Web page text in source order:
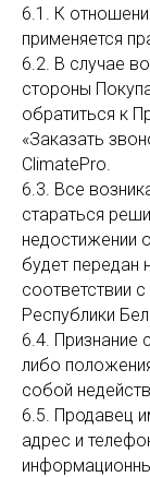
6.1. К
применяется
6.2. В случае
стороны
обратиться к
«Заказать
ClimatePro.
6.3. Все
стараться
недостижении
будет передан
соответствии
Республики
6.4. Признание
либо
собой
6.5. Продавец
адрес и